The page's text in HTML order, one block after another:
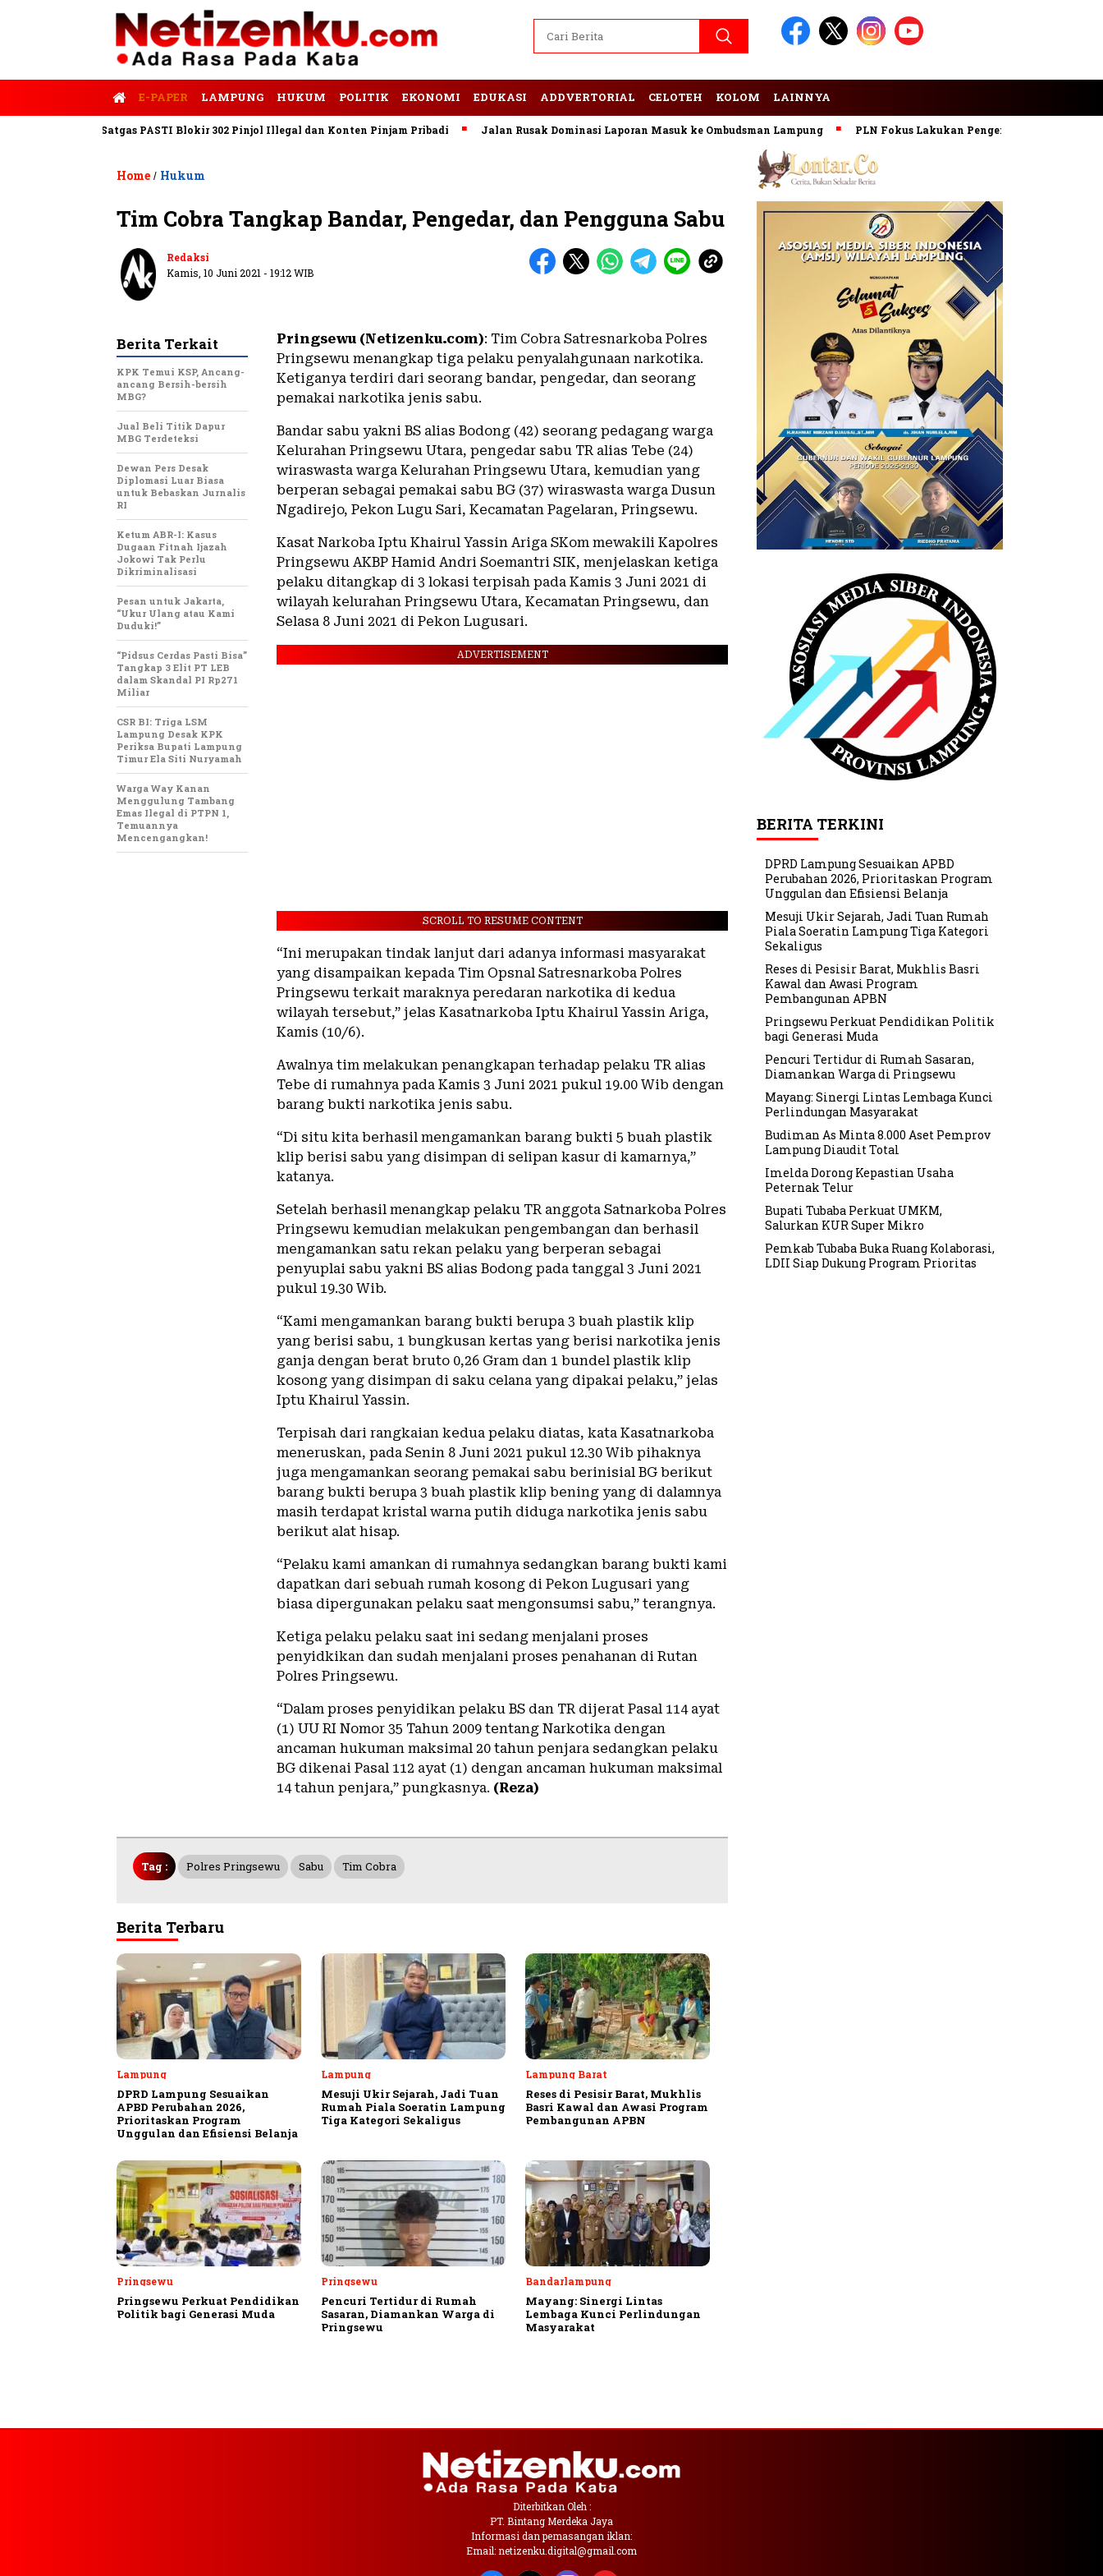
E-PAPER LAMPUNG HUKUM POLITIK EKONOMI EDUKASI ADDVERTORIAL CELOTEH KOLOM LAINNYA
Satgas PASTI Blokir 302 Pinjol Illegal dan Konten Pinjam Pribadi Jalan Rusak Dominasi Laporan Masuk ke Ombudsman Lampung PLN Fokus Lakukan Pengembangan Pembangkit
Home / Hukum
Tim Cobra Tangkap Bandar, Pengedar, dan Pengguna Sabu
Redaksi
Kamis, 10 Juni 2021 - 19:12 WIB
Pringsewu (Netizenku.com): Tim Cobra Satresnarkoba Polres
Pringsewu menangkap tiga pelaku penyalahgunaan narkotika.
Ketiganya terdiri dari seorang bandar, pengedar, dan seorang
pemakai narkotika jenis sabu.
Bandar sabu yakni BS alias Bodong (42) seorang pedagang warga
Kelurahan Pringsewu Utara, pengedar sabu TR alias Tebe (24)
wiraswasta warga Kelurahan Pringsewu Utara, kemudian yang
berperan sebagai pemakai sabu BG (37) wiraswasta warga Dusun
Ngadirejo, Pekon Lugu Sari, Kecamatan Pagelaran, Pringsewu.
Kasat Narkoba Iptu Khairul Yassin Ariga SKom mewakili Kapolres
Pringsewu AKBP Hamid Andri Soemantri SIK, menjelaskan ketiga
pelaku ditangkap di 3 lokasi terpisah pada Kamis 3 Juni 2021 di
wilayah kelurahan Pringsewu Utara, Kecamatan Pringsewu, dan
Selasa 8 Juni 2021 di Pekon Lugusari.
ADVERTISEMENT
SCROLL TO RESUME CONTENT
“Ini merupakan tindak lanjut dari adanya informasi masyarakat
yang disampaikan kepada Tim Opsnal Satresnarkoba Polres
Pringsewu terkait maraknya peredaran narkotika di kedua
wilayah tersebut,” jelas Kasatnarkoba Iptu Khairul Yassin Ariga,
Kamis (10/6).
Awalnya tim melakukan penangkapan terhadap pelaku TR alias
Tebe di rumahnya pada Kamis 3 Juni 2021 pukul 19.00 Wib dengan
barang bukti narkotika jenis sabu.
“Di situ kita berhasil mengamankan barang bukti 5 buah plastik
klip berisi sabu yang disimpan di selipan kasur di kamarnya,”
katanya.
Setelah berhasil menangkap pelaku TR anggota Satnarkoba Polres
Pringsewu kemudian melakukan pengembangan dan berhasil
mengamankan satu rekan pelaku yang berperan sebagai
penyuplai sabu yakni BS alias Bodong pada tanggal 3 Juni 2021
pukul 19.30 Wib.
“Kami mengamankan barang bukti berupa 3 buah plastik klip
yang berisi sabu, 1 bungkusan kertas yang berisi narkotika jenis
ganja dengan berat bruto 0,26 Gram dan 1 bundel plastik klip
kosong yang disimpan di saku celana yang dipakai pelaku,” jelas
Iptu Khairul Yassin.
Terpisah dari rangkaian kedua pelaku diatas, kata Kasatnarkoba
meneruskan, pada Senin 8 Juni 2021 pukul 12.30 Wib pihaknya
juga mengamankan seorang pemakai sabu berinisial BG berikut
barang bukti berupa 3 buah plastik klip bening yang di dalamnya
masih terdapat kristal warna putih diduga narkotika jenis sabu
berikut alat hisap.
“Pelaku kami amankan di rumahnya sedangkan barang bukti kami
dapatkan dari sebuah rumah kosong di Pekon Lugusari yang
biasa dipergunakan pelaku saat mengonsumsi sabu,” terangnya.
Ketiga pelaku pelaku saat ini sedang menjalani proses
penyidkikan dan sudah menjalani proses penahanan di Rutan
Polres Pringsewu.
“Dalam proses penyidikan pelaku BS dan TR dijerat Pasal 114 ayat
(1) UU RI Nomor 35 Tahun 2009 tentang Narkotika dengan
ancaman hukuman maksimal 20 tahun penjara sedangkan pelaku
BG dikenai Pasal 112 ayat (1) dengan ancaman hukuman maksimal
14 tahun penjara,” pungkasnya. (Reza)
Berita Terkait
KPK Temui KSP, Ancang-
ancang Bersih-bersih
MBG?
Jual Beli Titik Dapur
MBG Terdeteksi
Dewan Pers Desak
Diplomasi Luar Biasa
untuk Bebaskan Jurnalis
RI
Ketum ABR-I: Kasus
Dugaan Fitnah Ijazah
Jokowi Tak Perlu
Dikriminalisasi
Pesan untuk Jakarta,
“Ukur Ulang atau Kami
Duduki!”
“Pidsus Cerdas Pasti Bisa”
Tangkap 3 Elit PT LEB
dalam Skandal PI Rp271
Miliar
CSR BI: Triga LSM
Lampung Desak KPK
Periksa Bupati Lampung
Timur Ela Siti Nuryamah
Warga Way Kanan
Menggulung Tambang
Emas Ilegal di PTPN 1,
Temuannya
Mencengangkan!
Tag : Polres Pringsewu Sabu Tim Cobra
Berita Terbaru
Lampung
DPRD Lampung Sesuaikan
APBD Perubahan 2026,
Prioritaskan Program
Unggulan dan Efisiensi Belanja
Lampung
Mesuji Ukir Sejarah, Jadi Tuan
Rumah Piala Soeratin Lampung
Tiga Kategori Sekaligus
Lampung Barat
Reses di Pesisir Barat, Mukhlis
Basri Kawal dan Awasi Program
Pembangunan APBN
Pringsewu
Pringsewu Perkuat Pendidikan
Politik bagi Generasi Muda
Pringsewu
Pencuri Tertidur di Rumah
Sasaran, Diamankan Warga di
Pringsewu
Bandarlampung
Mayang: Sinergi Lintas
Lembaga Kunci Perlindungan
Masyarakat
BERITA TERKINI
DPRD Lampung Sesuaikan APBD
Perubahan 2026, Prioritaskan Program
Unggulan dan Efisiensi Belanja
Mesuji Ukir Sejarah, Jadi Tuan Rumah
Piala Soeratin Lampung Tiga Kategori
Sekaligus
Reses di Pesisir Barat, Mukhlis Basri
Kawal dan Awasi Program
Pembangunan APBN
Pringsewu Perkuat Pendidikan Politik
bagi Generasi Muda
Pencuri Tertidur di Rumah Sasaran,
Diamankan Warga di Pringsewu
Mayang: Sinergi Lintas Lembaga Kunci
Perlindungan Masyarakat
Budiman As Minta 8.000 Aset Pemprov
Lampung Diaudit Total
Imelda Dorong Kepastian Usaha
Peternak Telur
Bupati Tubaba Perkuat UMKM,
Salurkan KUR Super Mikro
Pemkab Tubaba Buka Ruang Kolaborasi,
LDII Siap Dukung Program Prioritas
Diterbitkan Oleh :
PT. Bintang Merdeka Jaya
Informasi dan pemasangan iklan:
Email: netizenku.digital@gmail.com